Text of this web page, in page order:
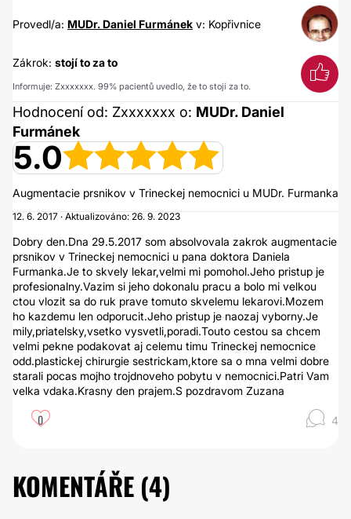
Provedl/a: MUDr. Daniel Furmánek v: Kopřivnice
Zákrok: stojí to za to
Informuje: Zxxxxxxx. 99% pacientů uvedlo, že to stojí za to.
Hodnocení od: Zxxxxxxx o: MUDr. Daniel
Furmánek
5.0
Augmentacie prsnikov v Trineckej nemocnici u MUDr. Furmanka
12. 6. 2017 · Aktualizováno: 26. 9. 2023
Dobry den.Dna 29.5.2017 som absolvovala zakrok augmentacie
prsnikov v Trineckej nemocnici u pana doktora Daniela
Furmanka.Je to skvely lekar,velmi mi pomohol.Jeho pristup je
profesionalny.Vazim si jeho dokonalu pracu a bolo mi velkou
ctou vlozit sa do ruk prave tomuto skvelemu lekarovi.Mozem
ho kazdemu len odporucit.Jeho pristup je naozaj vyborny.Je
mily,priatelsky,vsetko vysvetli,poradi.Touto cestou sa chcem
velmi pekne podakovat aj celemu timu Trineckej nemocnice
odd.plastickej chirurgie sestrickam,ktore sa o mna velmi dobre
starali pocas mojho trojdnoveho pobytu v nemocnici.Patri Vam
velka vdaka.Krasny den prajem.S pozdravom Zuzana
0 4
KOMENTÁŘE (4)